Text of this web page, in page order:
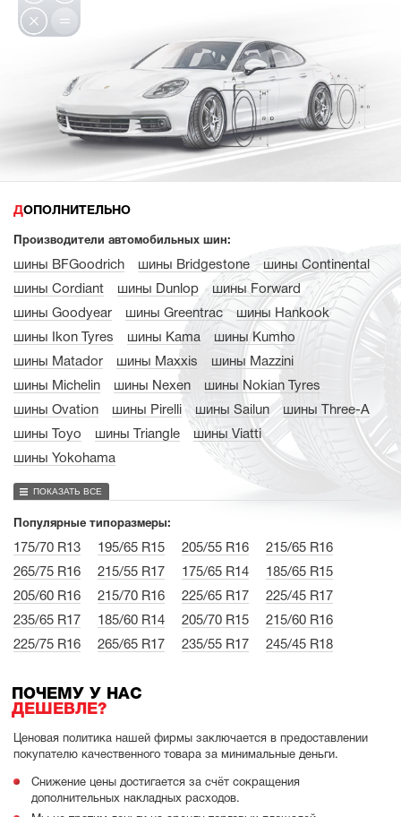
ДОПОЛНИТЕЛЬНО
Производители автомобильных шин:
шины BFGoodrich шины Bridgestone
шины Continental
шины Cordiant
шины Dunlop
шины Forward
шины Goodyear
шины Greentrac
шины Hankook
шины Ikon Tyres
шины Kama
шины Kumho
шины Matador
шины Maxxis
шины Mazzini
шины Michelin
шины Nexen
шины Nokian Tyres
шины Ovation
шины Pirelli шины Sailun
шины Three-A
шины Toyo
шины Triangle
шины Viatti
шины Yokohama
ПОКАЗАТЬ ВСЕ
Популярные типоразмеры:
175/70 R13 195/65 R15 205/55 R16
215/65 R16
265/75 R16
215/55 R17 175/65 R14
185/65 R15
205/60 R16
215/70 R16 225/65 R17
225/45 R17
235/65 R17
185/60 R14 205/70 R15
215/60 R16
225/75 R16
265/65 R17 235/55 R17 245/45 R18
ПОЧЕМУ У НАС
ДЕШЕВЛЕ?
Ценовая политика нашей фирмы заключается в предоставлении
покупателю качественного товара за минимальные деньги.
Снижение цены достигается за счёт сокращения
дополнительных накладных расходов.